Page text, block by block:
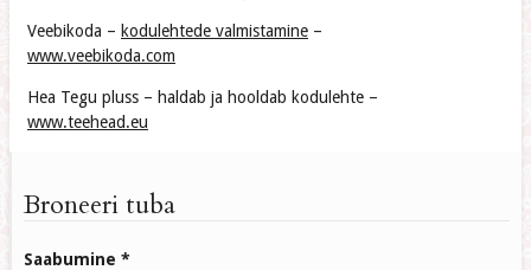
Veebikoda – kodulehtede valmistamine –
www.veebikoda.com
Hea Tegu pluss – haldab ja hooldab kodulehte –
www.teehead.eu
Broneeri tuba
Saabumine *